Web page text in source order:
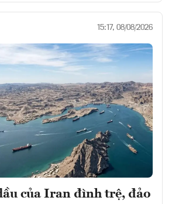
15:17, 08/08/2026
của Iran đình trệ, đảo